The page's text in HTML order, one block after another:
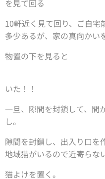
を見て回る
10軒近く見て回り、ご自
多少あるが、家の真向かい
物置の下を見ると
いた！！
一旦、隙間を封鎖して、間
し。
隙間を封鎖し、出入り口を
地域猫がいるので近寄らな
猫よけを置く。